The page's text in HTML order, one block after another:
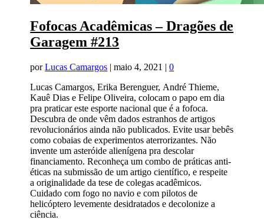
Fofocas Acadêmicas – Dragões de
Garagem #213
porLucas Camargos |maio 4, 2021 |0
Lucas Camargos, Erika Berenguer, André Thieme,
Kauê Dias e Felipe Oliveira, colocam o papo em dia
pra praticar este esporte nacional que é a fofoca.
Descubra de onde vêm dados estranhos de artigos
revolucionários ainda não publicados. Evite usar bebês
como cobaias de experimentos aterrorizantes. Não
invente um asteróide alienígena pra descolar
financiamento. Reconheça um combo de práticas anti-
éticas na submissão de um artigo científico, e respeite
a originalidade da tese de colegas acadêmicos.
Cuidado com fogo no navio e com pilotos de
helicóptero levemente desidratados e decolonize a
ciência.